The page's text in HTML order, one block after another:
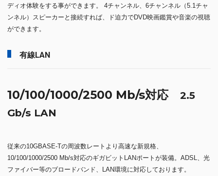
ディオ体験をする事ができます。 4チャンネル、6チャンネル（5.1チャ
ンネル）スピーカーと接続すれば、ド迫力でDVD映画鑑賞や音楽の視聴
ができます。
有線LAN
10/100/1000/2500 Mb/s対応 2.5
Gb/s LAN
従来の10GBASE-Tの周波数レートより高速な新規格、
10/100/1000/2500 Mb/s対応のギガビットLANポートが装備。ADSL、光
ファイバー等のブロードバンド、LAN環境に対応しております。